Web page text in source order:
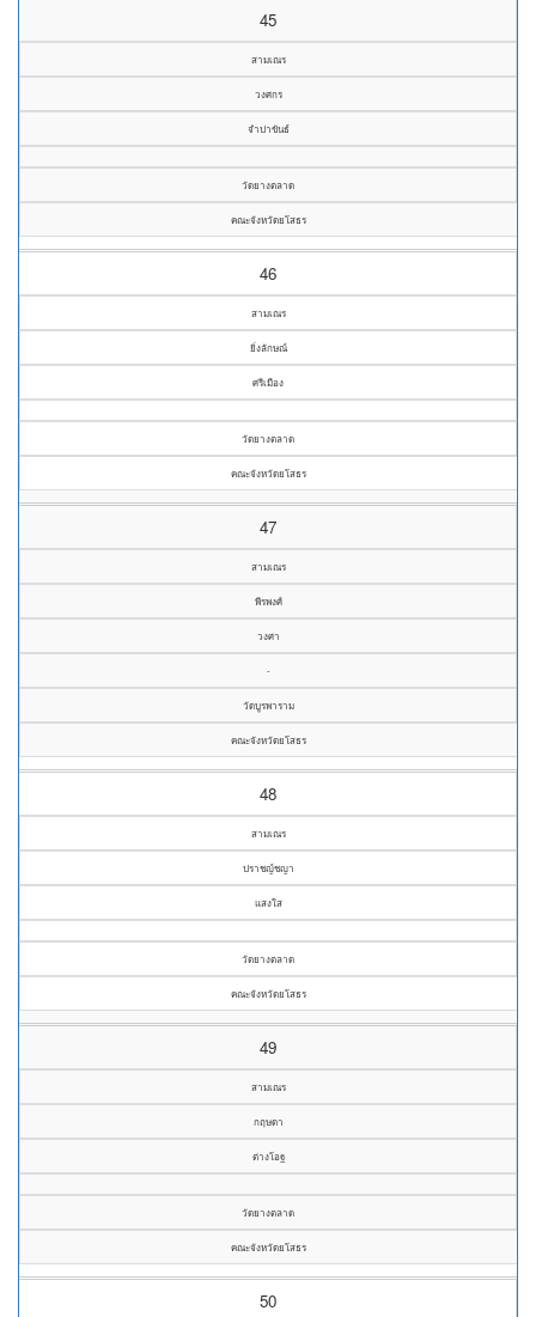
45
สามเณร
วงศกร
จำปาขันธ์
วัดยางตลาด
คณะจังหวัดยโสธร
46
สามเณร
ยิ่งลักษณ์
ศรีเมือง
วัดยางตลาด
คณะจังหวัดยโสธร
47
สามเณร
พีรพงศ์
วงศา
-
วัดบูรพาราม
คณะจังหวัดยโสธร
48
สามเณร
ปราชญ์ชญา
แสงใส
วัดยางตลาด
คณะจังหวัดยโสธร
49
สามเณร
กฤษดา
ต่างโอฐ
วัดยางตลาด
คณะจังหวัดยโสธร
50